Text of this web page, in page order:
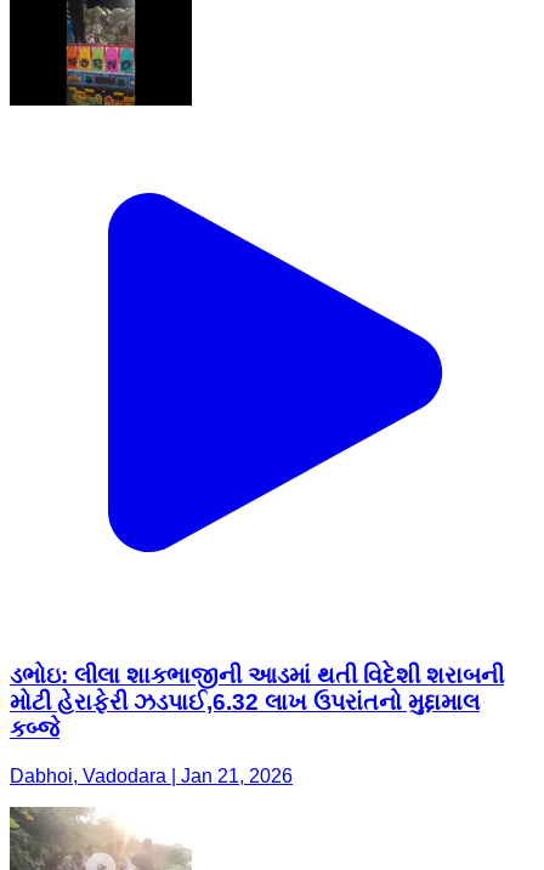
ડભોઇ: લીલા શાકભાજીની આડમાં થતી વિદેશી શરાબની
મોટી હેરાફેરી ઝડપાઈ,6.32 લાખ ઉપરાંતનો મુદ્દામાલ
કબ્જે
Dabhoi, Vadodara | Jan 21, 2026